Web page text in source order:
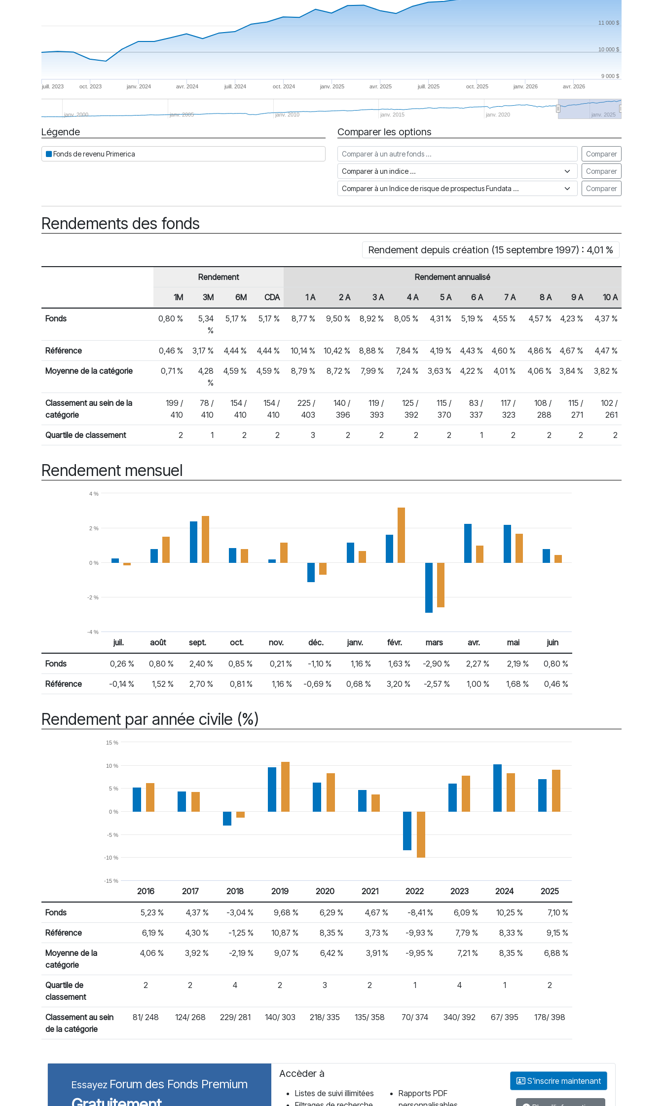
janv. 2024 janv. 2026
juill. 2023 oct. 2023 avr. 2024 juill. 2024 oct. 2024 janv. 2025 avr. 2025 juill. 2025 oct. 2025 avr. 2026
janv. 2000 janv. 2005 janv. 2010 janv. 2015 janv. 2020 janv. 2025
10 000 $
9 000 $
11 000 $
Date
Légende
Fonds de revenu Primerica
Comparer les options
Comparer à un autre fonds Comparer
Comparer à un indice Comparer
Comparer à un Indice de risque de prospectus Fundata Comparer
Rendements des fonds
Rendement depuis création (15 septembre 1997) : 4,01 %
Rendements des fonds
En-tête de ligne
Rendement Rendement annualisé
1M 3M 6M CDA 1 A 2 A 3 A 4 A 5 A 6 A 7 A 8 A 9 A 10 A
Fonds 0,80 %
5,34
%
5,17 % 5,17 % 8,77 % 9,50 % 8,92 % 8,05 % 4,31 % 5,19 % 4,55 % 4,57 % 4,23 % 4,37 %
Référence 0,46 % 3,17 % 4,44 % 4,44 % 10,14 % 10,42 % 8,88 % 7,84 % 4,19 % 4,43 % 4,60 % 4,86 % 4,67 % 4,47 %
Moyenne de la catégorie 0,71 %
4,28
%
4,59 % 4,59 % 8,79 % 8,72 % 7,99 % 7,24 % 3,63 % 4,22 % 4,01 % 4,06 % 3,84 % 3,82 %
Classement au sein de la
catégorie
199 /
410
78 /
410
154 /
410
154 /
410
225 /
403
140 /
396
119 /
393
125 /
392
115 /
370
83 /
337
117 /
323
108 /
288
115 /
271
102 /
261
Quartile de classement 2 1 2 2 3 2 2 2 2 1 2 2 2 2
Rendement mensuel
-4 %
-2 %
0 %
2 %
4 %
Rendement mensuel
% Rendement
juil. août sept. oct. nov. déc. janv. févr. mars avr. mai juin
Fonds 0,26 % 0,80 % 2,40 % 0,85 % 0,21 % -1,10 % 1,16 % 1,63 % -2,90 % 2,27 % 2,19 % 0,80 %
Référence -0,14 % 1,52 % 2,70 % 0,81 % 1,16 % -0,69 % 0,68 % 3,20 % -2,57 % 1,00 % 1,68 % 0,46 %
Rendement par année civile (%)
-15 %
-10 %
-5 %
0 %
5 %
10 %
15 %
Rendement par année civile
% Rendement
2016 2017 2018 2019 2020 2021 2022 2023 2024 2025
Fonds 5,23 % 4,37 % -3,04 % 9,68 % 6,29 % 4,67 % -8,41 % 6,09 % 10,25 % 7,10 %
Référence 6,19 % 4,30 % -1,25 % 10,87 % 8,35 % 3,73 % -9,93 % 7,79 % 8,33 % 9,15 %
Moyenne de la
catégorie
4,06 % 3,92 % -2,19 % 9,07 % 6,42 % 3,91 % -9,95 % 7,21 % 8,35 % 6,88 %
Quartile de
classement
2 2 4 2 3 2 1 4 1 2
Classement au sein
de la catégorie
81/ 248 124/ 268 229/ 281 140/ 303 218/ 335 135/ 358 70/ 374 340/ 392 67/ 395 178/ 398
Essayez Forum des Fonds Premium
Accèder à
Listes de suivi illimitées
Rapports PDF
S'inscrire maintenant